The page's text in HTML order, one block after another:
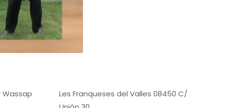
Wassap
Les Franqueses del Valles 08450 C/